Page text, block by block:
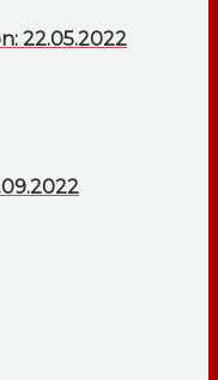
22.05.2022